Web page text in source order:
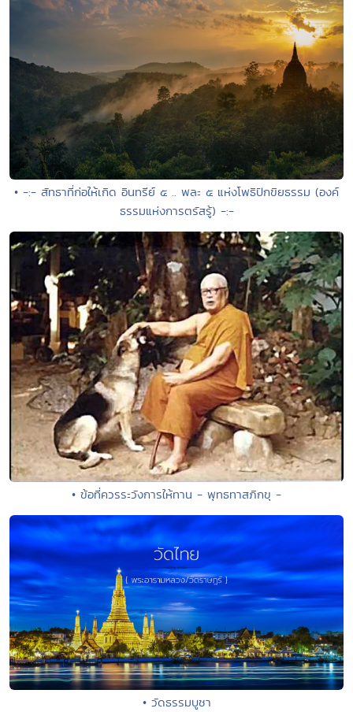
• -:- สัทธาที่ก่อให้เกิด อินทรีย์ ๕ .. พละ ๕ แห่งโพธิปักขิยธรรม (องค์
ธรรมแห่งการตรัสรู้) -:-
• ข้อที่ควรระวังการให้ทาน - พุทธทาสภิกขุ -
• วัดธรรมบูชา